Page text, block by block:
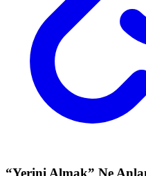
“Yerini Almak” Ne